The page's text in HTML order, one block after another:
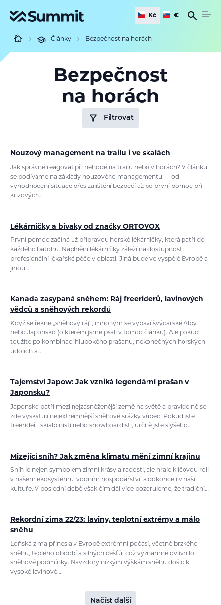
Kč €
Články Bezpečnost na horách
Bezpečnost
na horách
Filtrovat
Nouzový management na trailu i ve skalách
Jak správně reagovat při nehodě na trailu nebo v horách? V článku
se podíváme na základy nouzového managementu — od
vyhodnocení situace přes zajištění bezpečí až po první pomoc při
krizových…
Lékárničky a bivaky od značky ORTOVOX
První pomoc začíná už přípravou horské lékárničky, která patří do
každého batohu. Naplnění lékárničky záleží na dostupnosti
profesionální lékařské péče v oblasti. Jiná bude ve vyspělé Evropě a
jinou…
Kanada zasypaná sněhem: Ráj freeriderů, lavinových
vědců a sněhových rekordů
Když se řekne „sněhový ráj“, mnohým se vybaví švýcarské Alpy
nebo Japonsko (o kterém jsme psali v tomto článku). Ale pokud
toužíte po kombinaci hlubokého prašanu, nekonečných horských
údolích a…
Tajemství Japow: Jak vzniká legendární prašan v
Japonsku?
Japonsko patří mezi nejzasněženější země na světě a pravidelně se
zde vyskytují nejextrémnější sněhové srážky vůbec. Pokud jste
freerideři, skialpinisti nebo snowboardisti, určitě jste slyšeli o…
Mizející sníh? Jak změna klimatu mění zimní krajinu
Sníh je nejen symbolem zimní krásy a radosti, ale hraje klíčovou roli
v našem ekosystému, vodním hospodářství, a dokonce i v naší
kultuře. V poslední době však čím dál více pozorujeme, že tradiční…
Rekordní zima 22/23: laviny, teplotní extrémy a málo
sněhu
Loňská zima přinesla v Evropě extrémní počasí, včetně brzkého
sněhu, teplého období a silných dešťů, což významně ovlivnilo
sněhové podmínky. Navzdory nízkým výškám sněhu došlo k
vysoké lavinové…
Načíst další